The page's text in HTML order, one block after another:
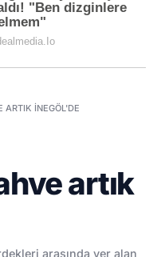
ARTIK İNEGÖL'DE
artık
arasında yer alan